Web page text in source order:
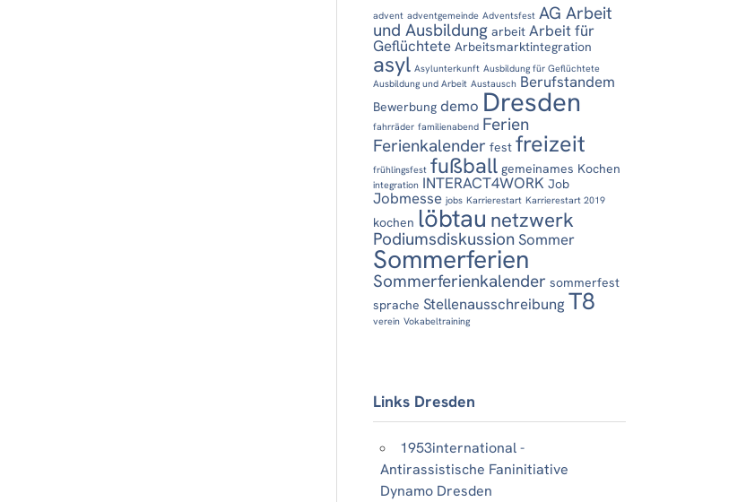
advent adventgemeinde Adventsfest AG Arbeit
und Ausbildung arbeit Arbeit für
Geflüchtete Arbeitsmarktintegration
asyl Asylunterkunft Ausbildung für Geflüchtete
Ausbildung und Arbeit Austausch Berufstandem
Bewerbung demo Dresden
fahrräder familienabend Ferien
Ferienkalender fest freizeit
frühlingsfest fußball gemeinames Kochen
integration INTERACT4WORK Job
Jobmesse jobs Karrierestart Karrierestart 2019
kochen löbtau netzwerk
PodiumsdiskussionSommer
Sommerferien
Sommerferienkalender sommerfest
sprache Stellenausschreibung T8
verein Vokabeltraining
Links Dresden
1953international -
Antirassistische Faninitiative
Dynamo Dresden